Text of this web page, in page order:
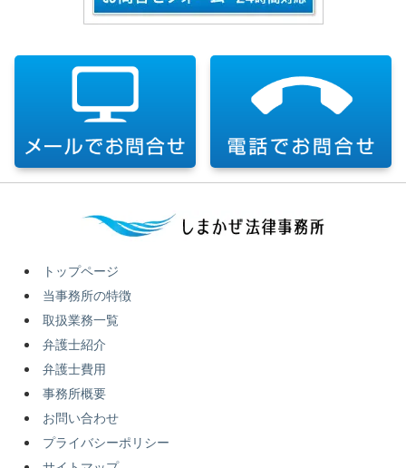
トップページ
当事務所の特徴
取扱業務一覧
弁護士紹介
弁護士費用
事務所概要
お問い合わせ
プライバシーポリシー